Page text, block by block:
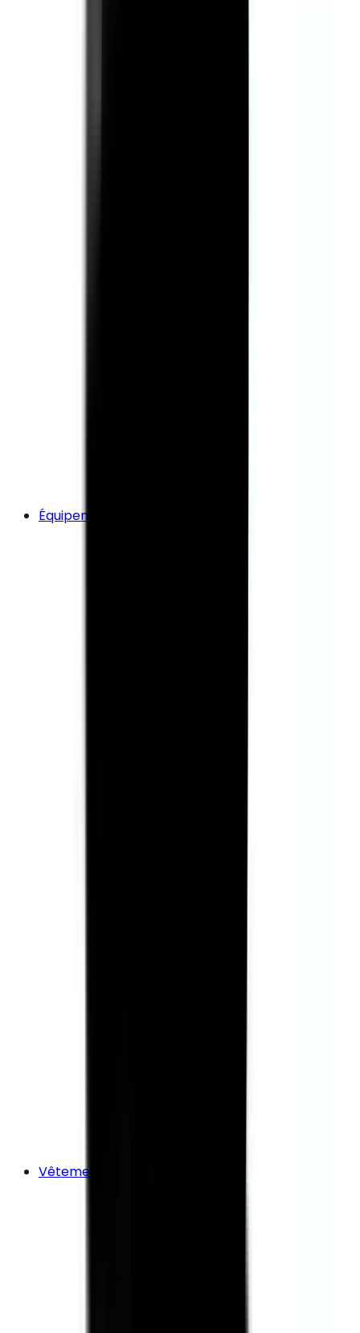
Équipements Professionnels
Vêtements